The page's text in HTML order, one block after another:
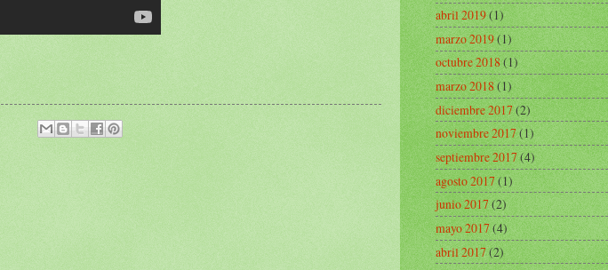
abril 2019(1)
marzo 2019(1)
octubre 2018(1)
marzo 2018(1)
diciembre 2017(2)
noviembre 2017(1)
septiembre 2017(4)
agosto 2017(1)
junio 2017(2)
mayo 2017(4)
abril 2017(2)